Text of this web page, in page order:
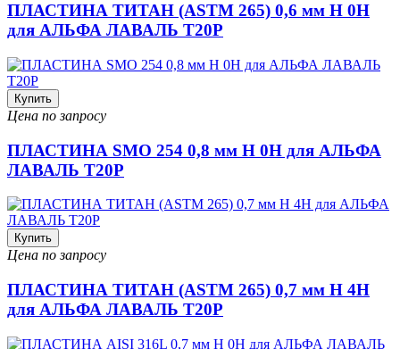
ПЛАСТИНА ТИТАН (ASTM 265) 0,6 мм H 0H
для АЛЬФА ЛАВАЛЬ T20P
Купить
Цена по запросу
ПЛАСТИНА SMO 254 0,8 мм H 0H для АЛЬФА
ЛАВАЛЬ T20P
Купить
Цена по запросу
ПЛАСТИНА ТИТАН (ASTM 265) 0,7 мм H 4H
для АЛЬФА ЛАВАЛЬ T20P